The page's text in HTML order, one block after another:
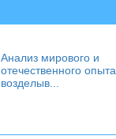
Анализ мирового и
отечественного опыта
возделыв...